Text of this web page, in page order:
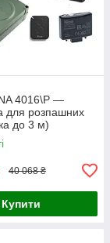
4016\P —
для розпашних
до 3 м)
40 068 ₴
Купити